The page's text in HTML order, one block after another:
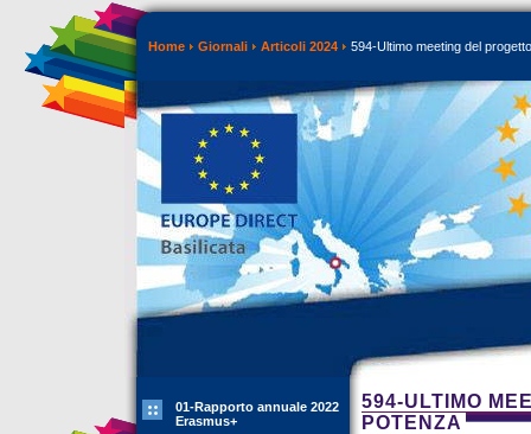
Home Giornali Articoli 2024 594-Ultimo meeting del
01-Rapporto annuale 2022
Erasmus+
594-ULTIMO
POTENZA